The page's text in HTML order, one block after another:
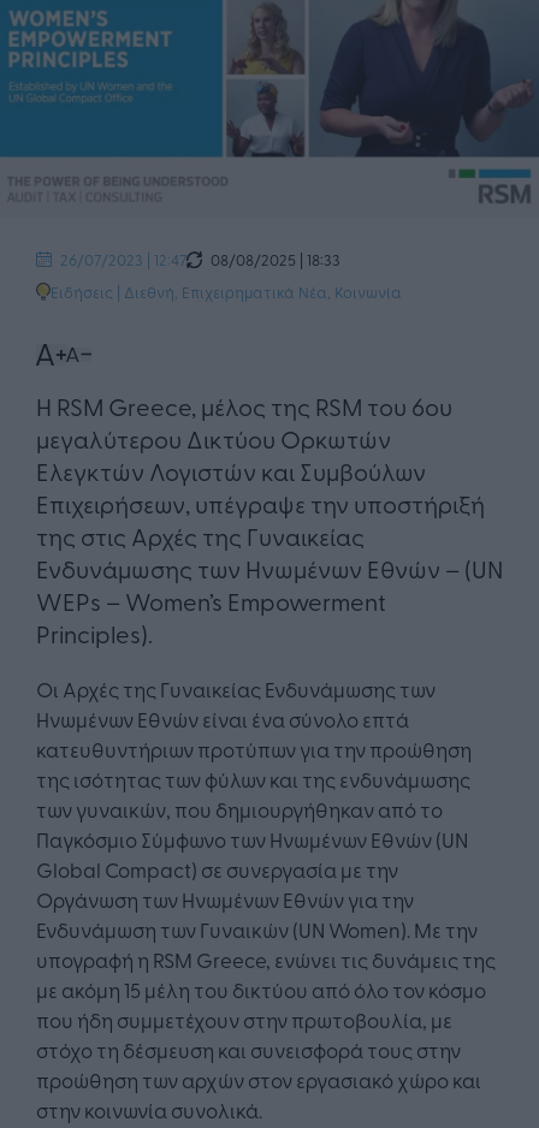
26/07/2023 | 12:47
08/08/2025 | 18:33
Ειδήσεις | Διεθνή Επιχειρηματικά Νέα Κοινωνία
Η RSM Greece, μέλος της RSM του 6ου
μεγαλύτερου Δικτύου Ορκωτών
Ελεγκτών Λογιστών και Συμβούλων
Επιχειρήσεων, υπέγραψε την υποστήριξή
της στις Αρχές της Γυναικείας
Ενδυνάμωσης των Ηνωμένων Εθνών – (UN
WEPs – Women’s Empowerment
Principles).
Οι Αρχές της Γυναικείας Ενδυνάμωσης των
Ηνωμένων Εθνών είναι ένα σύνολο επτά
κατευθυντήριων προτύπων για την προώθηση
της ισότητας των φύλων και της ενδυνάμωσης
των γυναικών, που δημιουργήθηκαν από το
Παγκόσμιο Σύμφωνο των Ηνωμένων Εθνών (UN
Global Compact) σε συνεργασία με την
Οργάνωση των Ηνωμένων Εθνών για την
Ενδυνάμωση των Γυναικών (UN Women). Με την
υπογραφή η RSM Greece, ενώνει τις δυνάμεις της
με ακόμη 15 μέλη του δικτύου από όλο τον κόσμο
που ήδη συμμετέχουν στην πρωτοβουλία, με
στόχο τη δέσμευση και συνεισφορά τους στην
προώθηση των αρχών στον εργασιακό χώρο και
στην κοινωνία συνολικά.